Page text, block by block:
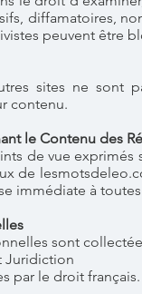
diffamatoires,
peuvent être
sites ne sont
contenu.
le Contenu des
de vue exprimés
de
immédiate à
sont
Juridiction
par le droit